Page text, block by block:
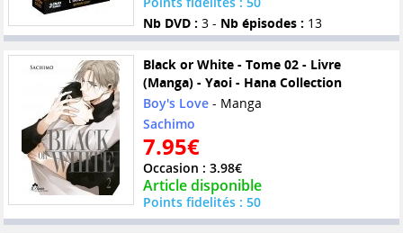
Nb DVD : 3 - Nb épisodes : 13
Black or White - Tome 02 - Livre
(Manga) - Yaoi - Hana Collection
Boy's Love- Manga
Sachimo
7.95€
Occasion : 3.98€
Article disponible
Points fidelités : 50